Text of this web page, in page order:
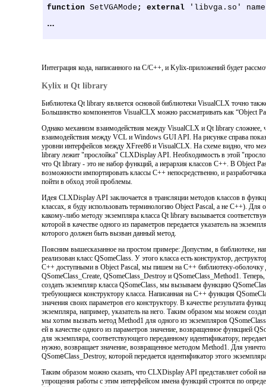
function SetVGAMode ; external 'libvga.so' name
…
Интеграция кода, написанного на C/C++, и Kylix-приложений будет
Kylix и Qt library
Библиотека Qt library является основой библиотеки VisualCLX точно
Большинство компонентов VisualCLX можно рассматривать как “Object
Однако механизм взаимодействия между VisualCLX и Qt library сложнее,
взаимодействия между VCL и Windows GUI API. На рисунке справа
уровни интерфейсов между XFree86 и VisualCLX. На схеме видно, что
library лежит "прослойка" CLXDisplay API. Необходимость в этой
что Qt library - это не набор функций, а иерархия классов С++. В Object
возможности импортировать классы С++ непосредственно, и
пойти в обход этой проблемы.
Идея CLXDisplay API заключается в трансляции методов классов в
классах, я буду использовать терминологию Object Pascal, а не С++). Для
какому-либо методу экземпляра класса Qt library вызывается
которой в качестве одного из параметров передается указатель на
которого должен быть вызван данный метод.
Поясним вышесказанное на простом примере: Допустим, в библиотеке,
реализован класс QSomeClass. У этого класса есть конструктор,
С++ доступными в Object Pascal, мы пишем на С++ библиотеку-
QSomeClass_Create, QSomeClass_Destroy и QSomeClass_Method1.
создать экземпляр класса QSomeClass, мы вызываем функцию
требующиеся конструктору класса. Написанная на С++ функция
значения своих параметров его конструктору. В качестве результата
экземпляра, например, указатель на него. Таким образом мы можем
мы хотим вызвать метод Method1 для одного из экземпляров
ей в качестве одного из параметров значение, возвращенное функцией
для экземпляра, соответствующего переданному идентификатору,
нужно, возвращает значение, возвращенное методом Method1. Для
QSomeClass_Destroy, которой передается идентификатор этого
Таким образом можно сказать, что CLXDisplay API представляет собой
упрощения работы с этим интерфейсом имена функций строятся по